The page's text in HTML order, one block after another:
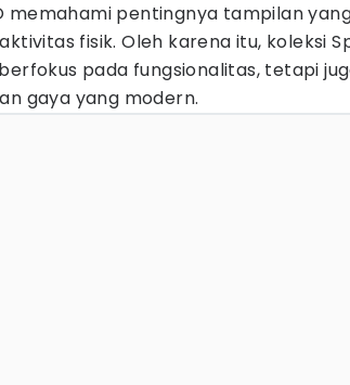
memahami pentingnya tampilan
fisik. Oleh karena itu, koleksi
pada fungsionalitas, tetapi
gaya yang modern.